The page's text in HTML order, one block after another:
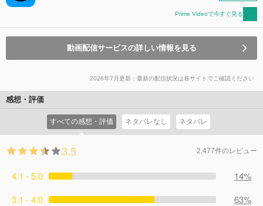
Prime Videoで今すぐ見る
動画配信サービスの詳しい情報を見る
2026年7月更新：最新の配信状況は各サイトでご確認ください
感想・評価
すべての感想・評価 ネタバレなし ネタバレ
3.5 2,477件のレビュー
4.1 - 5.0
14%
3.1 - 4.0
63%